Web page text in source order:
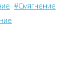
#Смягчение